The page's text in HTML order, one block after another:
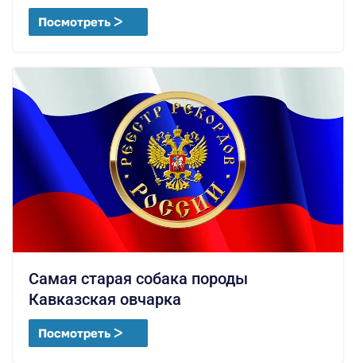
Посмотреть ᐳ
Самая старая собака породы
Кавказская овчарка
Посмотреть ᐳ